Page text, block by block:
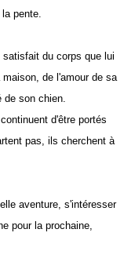
pente.
du corps que lui
de l'amour de sa
de son chien.
d'être portés
pas, ils cherchent à
aventure, s'intéresser
pour la prochaine,